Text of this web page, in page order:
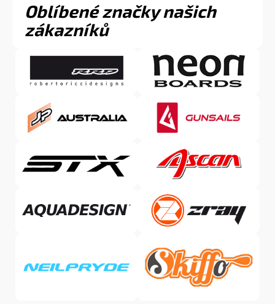
Oblíbené značky našich
zákazníků